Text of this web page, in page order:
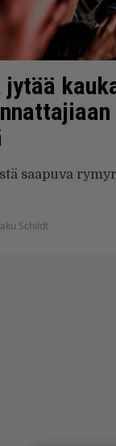
jytää
saapuva
Schildt